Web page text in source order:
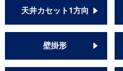
天井カセット1方向
壁掛形